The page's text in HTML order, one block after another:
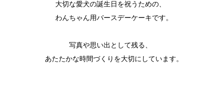
大切な愛犬の誕生日を祝うための、
わんちゃん用バースデーケーキです。
写真や思い出として残る、
あたたかな時間づくりを大切にしています。